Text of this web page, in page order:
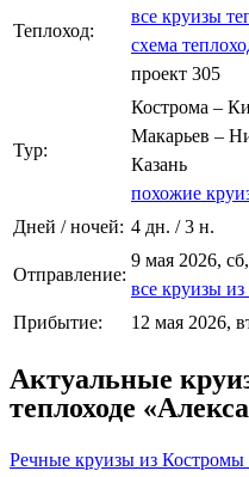
Теплоход:
все круизы
схема
проект 305
Тур:
Кострома –
Макарьев –
Казань
похожие
Дней / ночей: 4 дн. / 3 н.
Отправление:
9 мая 2026,
все круизы
Прибытие:
12 мая 2026,
Актуальные
теплоходе
Речные круизы из Костромы